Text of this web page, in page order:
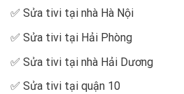
✅ Sửa tivi tại nhà Hà Nội
✅ Sửa tivi tại Hải Phòng
✅ Sửa tivi tại nhà Hải Dương
✅ Sửa tivi tại quận 10